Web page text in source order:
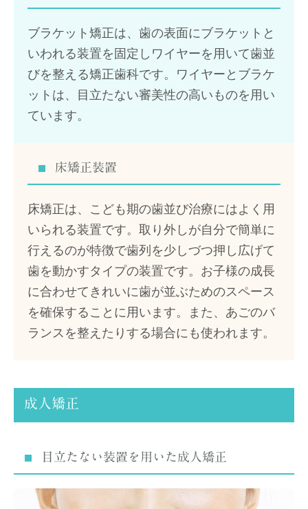
ブラケット矯正は、歯の表面にブラケットと
いわれる装置を固定しワイヤーを用いて歯並
びを整える矯正歯科です。ワイヤーとブラケ
ットは、目立たない審美性の高いものを用い
ています。
床矯正装置
床矯正は、こども期の歯並び治療にはよく用
いられる装置です。取り外しが自分で簡単に
行えるのが特徴で歯列を少しづつ押し広げて
歯を動かすタイプの装置です。お子様の成長
に合わせてきれいに歯が並ぶためのスペース
を確保することに用います。また、あごのバ
ランスを整えたりする場合にも使われます。
成人矯正
目立たない装置を用いた成人矯正